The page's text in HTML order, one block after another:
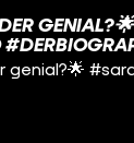
genial?🌟